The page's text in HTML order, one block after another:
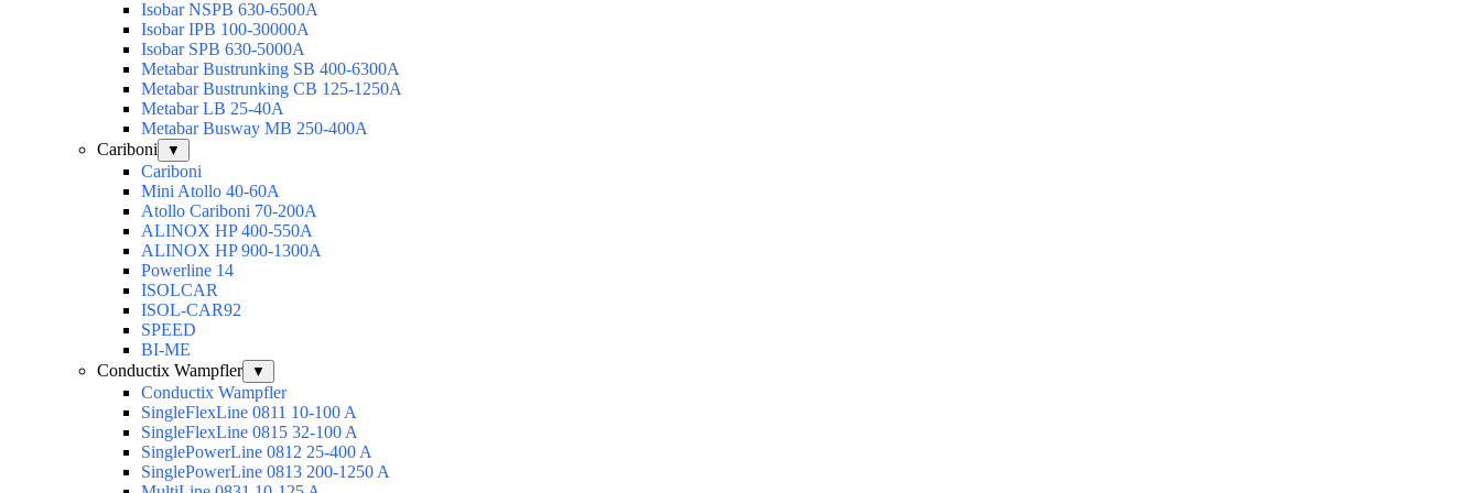
Isobar NSPB 630-6500A
Isobar IPB 100-30000A
Isobar SPB 630-5000A
Metabar Bustrunking SB 400-6300A
Metabar Bustrunking CB 125-1250A
Metabar LB 25-40A
Metabar Busway MB 250-400A
Cariboni
▼
Cariboni
Mini Atollo 40-60A
Atollo Cariboni 70-200A
ALINOX HP 400-550A
ALINOX HP 900-1300A
Powerline 14
ISOLCAR
ISOL-CAR92
SPEED
BI-ME
Conductix Wampfler
▼
Conductix Wampfler
SingleFlexLine 0811 10-100 A
SingleFlexLine 0815 32-100 A
SinglePowerLine 0812 25-400 A
SinglePowerLine 0813 200-1250 A